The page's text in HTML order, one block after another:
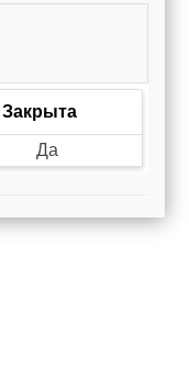
Закрыта
Да